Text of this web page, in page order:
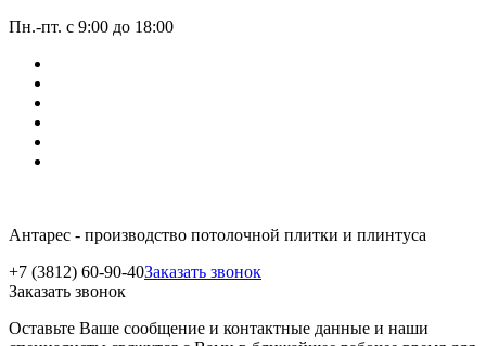
Пн.-пт. с 9:00 до 18:00
Антарес - производство потолочной плитки и плинтуса
+7 (3812) 60-90-40Заказать звонок
Заказать звонок
Оставьте Ваше сообщение и контактные данные и наши